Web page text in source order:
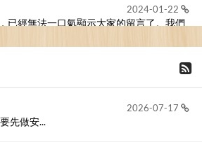
2024-01-22
已經無法一口氣顯示大家的留言了。我們
2026-07-17
先做安...